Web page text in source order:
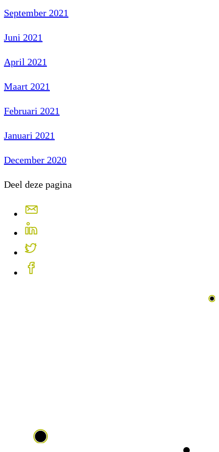
September 2021
Juni 2021
April 2021
Maart 2021
Februari 2021
Januari 2021
December 2020
Deel deze pagina